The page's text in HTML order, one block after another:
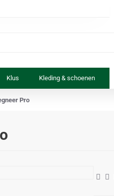
Klus Kleding & schoenen
Pro